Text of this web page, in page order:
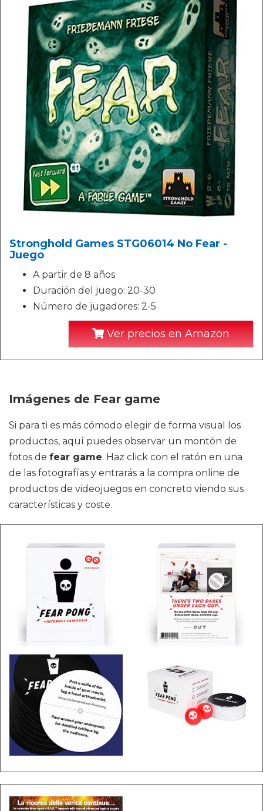
Stronghold Games STG06014 No Fear -
Juego
A partir de 8 años
Duración del juego: 20-30
Número de jugadores: 2-5
Ver precios en Amazon
Imágenes de Fear game
Si para ti es más cómodo elegir de forma visual los
productos, aquí puedes observar un montón de
fotos de fear game. Haz click con el ratón en una
de las fotografías y entrarás a la compra online de
productos de videojuegos en concreto viendo sus
características y coste.